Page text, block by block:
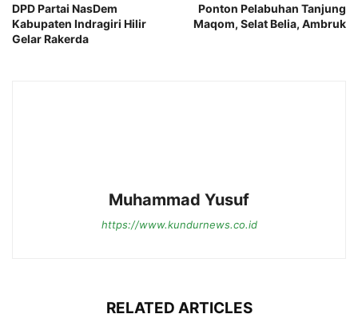
DPD Partai NasDem
Kabupaten Indragiri Hilir
Gelar Rakerda
Ponton Pelabuhan Tanjung
Maqom, Selat Belia, Ambruk
Muhammad Yusuf
https://www.kundurnews.co.id
RELATED ARTICLES